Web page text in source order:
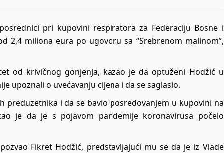
pri kupovini respiratora za Federaciju Bosne i
2,4 miliona eura po ugovoru sa “Srebrenom malinom”,
od krivičnog gonjenja, kazao je da optuženi Hodžić u
upoznali o uvećavanju cijena i da se saglasio.
preduzetnika i da se bavio posredovanjem u kupovini na
je da je s pojavom pandemije koronavirusa počelo
Fikret Hodžić, predstavljajući mu se da je iz Vlade